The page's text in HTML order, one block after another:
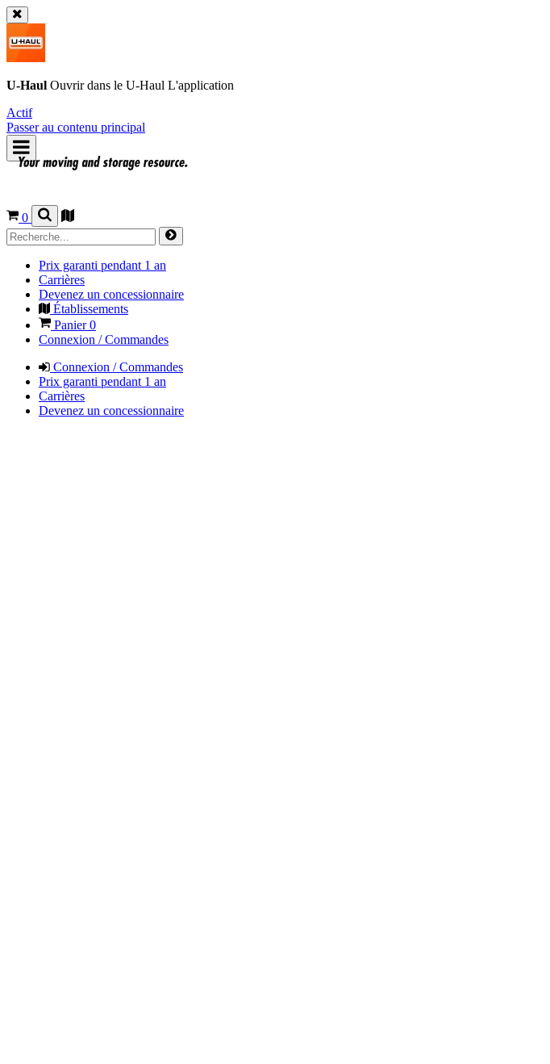
U-Haul Ouvrir dans le U-Haul L'application
Actif
Passer au contenu principal
0
Prix garanti pendant 1 an
Carrières
Devenez un concessionnaire
Établissements
Panier0
Connexion / Commandes
Connexion / Commandes
Prix garanti pendant 1 an
Carrières
Devenez un concessionnaire